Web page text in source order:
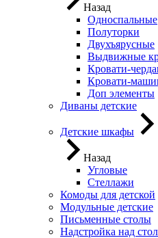
Назад
Односпальные
Полуторки
Двухъярусные
Выдвижные
Кровати-
Кровати-
Доп элементы
Диваны детские
Детские шкафы
Назад
Угловые
Стеллажи
Комоды для детской
Модульные детские
Письменные столы
Надстройка над